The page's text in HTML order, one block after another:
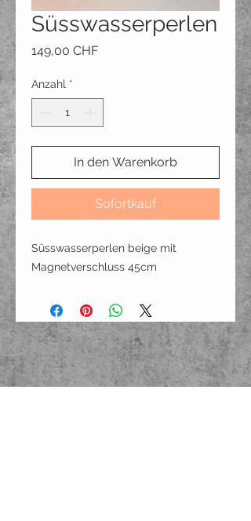
Süsswasserperlen
149,00 CHFPreis
Anzahl *
In den Warenkorb
Sofortkauf
Süsswasserperlen beige mit
Magnetverschluss 45cm